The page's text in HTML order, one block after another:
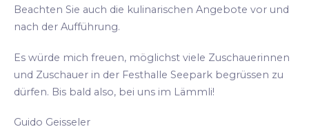
Beachten Sie auch die kulinarischen Angebote vor und
nach der Aufführung.
Es würde mich freuen, möglichst viele Zuschauerinnen
und Zuschauer in der Festhalle Seepark begrüssen zu
dürfen. Bis bald also, bei uns im Lämmli!
Guido Geisseler